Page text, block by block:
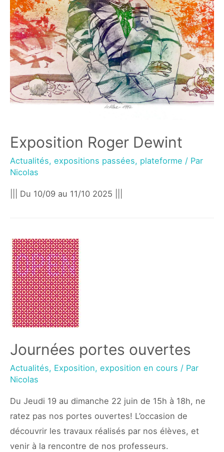
Exposition Roger Dewint
Actualités, expositions passées, plateforme / Par
Nicolas
||| Du 10/09 au 11/10 2025 |||
Journées portes ouvertes
Actualités, Exposition, exposition en cours / Par
Nicolas
Du Jeudi 19 au dimanche 22 juin de 15h à 18h, ne
ratez pas nos portes ouvertes! L’occasion de
découvrir les travaux réalisés par nos élèves, et
venir à la rencontre de nos professeurs.